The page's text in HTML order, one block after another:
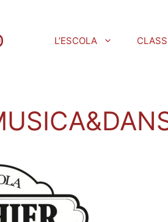
L’ESCOLA